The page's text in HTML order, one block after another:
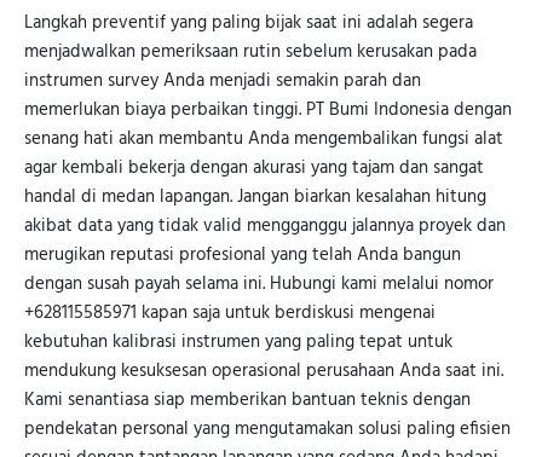
Langkah preventif yang paling bijak saat ini adalah segera
menjadwalkan pemeriksaan rutin sebelum kerusakan pada
instrumen survey Anda menjadi semakin parah dan
memerlukan biaya perbaikan tinggi. PT Bumi Indonesia dengan
senang hati akan membantu Anda mengembalikan fungsi alat
agar kembali bekerja dengan akurasi yang tajam dan sangat
handal di medan lapangan. Jangan biarkan kesalahan hitung
akibat data yang tidak valid mengganggu jalannya proyek dan
merugikan reputasi profesional yang telah Anda bangun
dengan susah payah selama ini. Hubungi kami melalui nomor
+628115585971 kapan saja untuk berdiskusi mengenai
kebutuhan kalibrasi instrumen yang paling tepat untuk
mendukung kesuksesan operasional perusahaan Anda saat ini.
Kami senantiasa siap memberikan bantuan teknis dengan
pendekatan personal yang mengutamakan solusi paling efisien